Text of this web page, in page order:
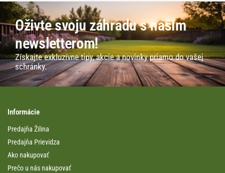
Oživte svoju záhradu s naším
newsletterom!
Získajte exkluzívne tipy, akcie a novinky priamo do vašej
schránky.
Informácie
Predajňa Žilina
Predajňa Prievidza
Ako nakupovať
Prečo u nás nakupovať